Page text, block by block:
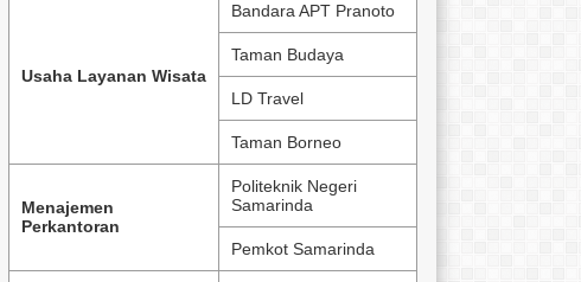
Usaha Layanan Wisata
Bandara APT Pranoto
Taman Budaya
LD Travel
Taman Borneo
Menajemen
Perkantoran
Politeknik Negeri
Samarinda
Pemkot Samarinda